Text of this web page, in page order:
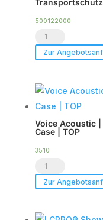
zu
2
CXN-
Menge
500122000
CXN-
Menge
Zur
Voice Acoustic |
Case | TOP
3510
Voice
Acoustic
HDSP-
Zur